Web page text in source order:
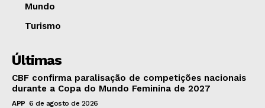
Mundo
Turismo
Últimas
CBF confirma paralisação de competições nacionais
durante a Copa do Mundo Feminina de 2027
APP 6 de agosto de 2026